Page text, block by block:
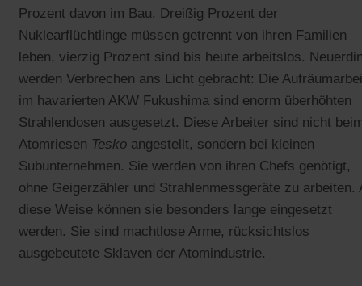
Prozent davon im Bau. Dreißig Prozent der
Nuklearflüchtlinge müssen getrennt von ihren Familien
leben, vierzig Prozent sind bis heute arbeitslos.
werden Verbrechen ans Licht gebracht: Die
im havarierten AKW Fukushima sind enorm überhöhten
Strahlendosen ausgesetzt. Diese Arbeiter sind nicht
Atomriesen Tesko angestellt, sondern bei kleinen
Subunternehmen. Sie werden von ihren Chefs genötigt,
ohne Geigerzähler und Strahlenmessgeräte zu arbeiten.
diese Weise können sie besonders lange eingesetzt
werden. Sie sind machtlose Arme, rücksichtslos
ausgebeutete Sklaven der Atomindustrie.